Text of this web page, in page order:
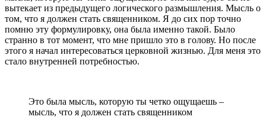
вытекает из предыдущего логического размышления. Мысль о
том, что я должен стать священником. Я до сих пор точно
помню эту формулировку, она была именно такой. Было
странно в тот момент, что мне пришло это в голову. Но после
этого я начал интересоваться церковной жизнью. Для меня это
стало внутренней потребностью.
Это была мысль, которую ты четко ощущаешь –
мысль, что я должен стать священником